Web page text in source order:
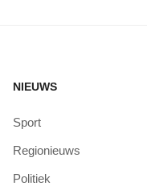
NIEUWS
Sport
Regionieuws
Politiek